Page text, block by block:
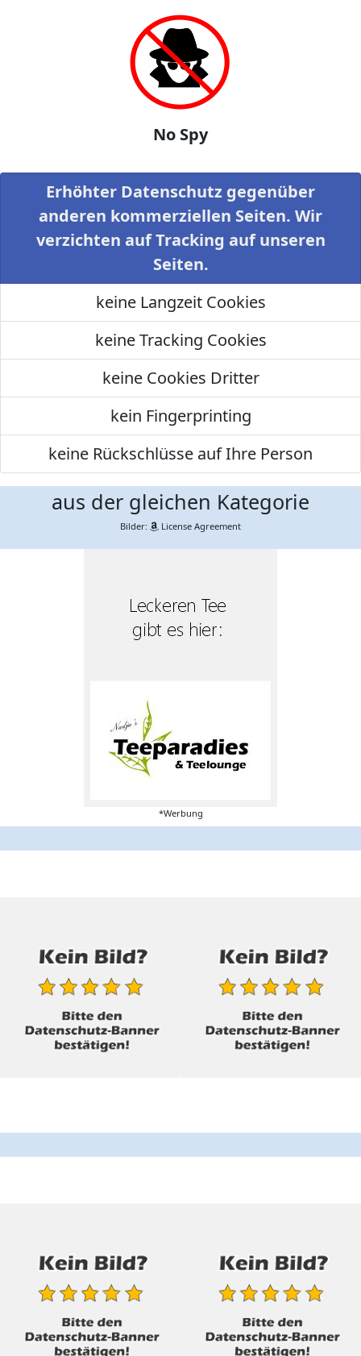
No Spy
Erhöhter Datenschutz gegenüber
anderen kommerziellen Seiten. Wir
verzichten auf Tracking auf unseren
Seiten.
keine Langzeit Cookies
keine Tracking Cookies
keine Cookies Dritter
kein Fingerprinting
keine Rückschlüsse auf Ihre Person
aus der gleichen Kategorie
Bilder: License Agreement
*Werbung